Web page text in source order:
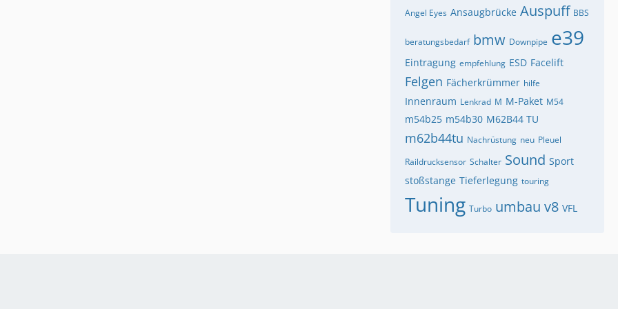
Angel Eyes Ansaugbrücke Auspuff BBS
beratungsbedarf bmw Downpipe e39
Eintragung empfehlung ESD Facelift
Felgen Fächerkrümmer hilfe
Innenraum Lenkrad M M-Paket M54
m54b25 m54b30 M62B44 TU
m62b44tu Nachrüstung neu Pleuel
Raildrucksensor Schalter Sound Sport
stoßstange Tieferlegung touring
Tuning Turbo umbau v8 VFL